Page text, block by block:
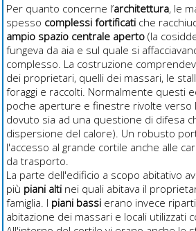
Per quanto concerne l’architettura, le
spesso complessi fortificatiche
ampio spazio centrale aperto(la
fungeva da aia e sul quale si
complesso. La costruzione
dei proprietari, quelli dei massari, le
foraggi e raccolti. Normalmente questi
poche aperture e finestre rivolte verso
dovuto sia ad una questione di difesa
dispersione del calore). Un robusto
l'accesso al grande cortile anche alle
da trasporto.
La parte dell'edificio a scopo abitativo
più piani altinei quali abitava il
famiglia. I piani bassi erano invece
abitazione dei massari e locali utilizzati